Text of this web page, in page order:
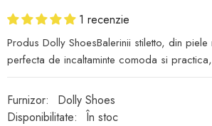
1 recenzie
Produs Dolly ShoesBalerinii stiletto, din
perfecta de incaltaminte comoda si
Furnizor:
Dolly Shoes
Disponibilitate:
În stoc